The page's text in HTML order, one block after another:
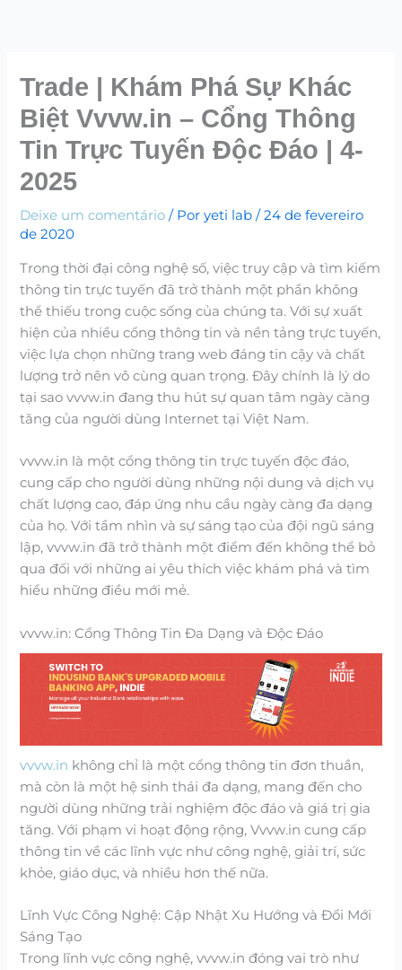
conteúdo
Trade | Khám Phá Sự Khác
Biệt Vvvw.in – Cổng Thông
Tin Trực Tuyến Độc Đáo | 4-
2025
Deixe um comentário / Poryeti lab/24 de fevereiro
de 2020
Trong thời đại công nghệ số, việc truy cập và tìm kiếm
thông tin trực tuyến đã trở thành một phần không
thể thiếu trong cuộc sống của chúng ta. Với sự xuất
hiện của nhiều cổng thông tin và nền tảng trực tuyến,
việc lựa chọn những trang web đáng tin cậy và chất
lượng trở nên vô cùng quan trọng. Đây chính là lý do
tại sao vvvw.in đang thu hút sự quan tâm ngày càng
tăng của người dùng Internet tại Việt Nam.
vvvw.in là một cổng thông tin trực tuyến độc đáo,
cung cấp cho người dùng những nội dung và dịch vụ
chất lượng cao, đáp ứng nhu cầu ngày càng đa dạng
của họ. Với tầm nhìn và sự sáng tạo của đội ngũ sáng
lập, vvvw.in đã trở thành một điểm đến không thể bỏ
qua đối với những ai yêu thích việc khám phá và tìm
hiểu những điều mới mẻ.
vvvw.in: Cổng Thông Tin Đa Dạng và Độc Đáo
vvvw.in không chỉ là một cổng thông tin đơn thuần,
mà còn là một hệ sinh thái đa dạng, mang đến cho
người dùng những trải nghiệm độc đáo và giá trị gia
tăng. Với phạm vi hoạt động rộng, Vvvw.in cung cấp
thông tin về các lĩnh vực như công nghệ, giải trí, sức
khỏe, giáo dục, và nhiều hơn thế nữa.
Lĩnh Vực Công Nghệ: Cập Nhật Xu Hướng và Đổi Mới
Sáng Tạo
Trong lĩnh vực công nghệ, vvvw.in đóng vai trò như